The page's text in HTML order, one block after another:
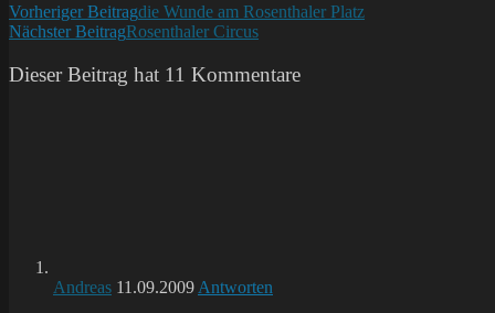
Weitere
Artikel
ansehen
Vorheriger Beitragdie Wunde am Rosenthaler Platz
Nächster BeitragRosenthaler Circus
Dieser Beitrag hat 11 Kommentare
Andreas 11.09.2009 Antworten